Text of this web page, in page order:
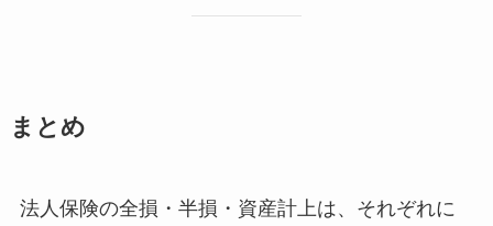
まとめ
法人保険の全損・半損・資産計上は、それぞれに